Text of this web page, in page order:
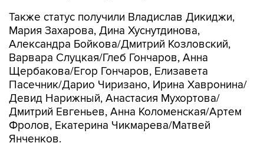
Также статус получили Владислав Дикиджи,
Мария Захарова, Дина Хуснутдинова,
Александра Бойкова/Дмитрий Козловский,
Варвара Слуцкая/Глеб Гончаров, Анна
Щербакова/Егор Гончаров, Елизавета
Пасечник/Дарио Чиризано, Ирина Хавронина/
Девид Нарижный, Анастасия Мухортова/
Дмитрий Евгеньев, Анна Коломенская/Артем
Фролов, Екатерина Чикмарева/Матвей
Янченков.